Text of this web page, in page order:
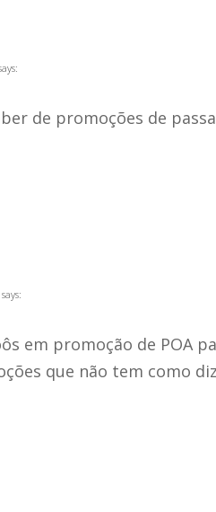
de promoções de
says:
em promoção de POA
que não tem como